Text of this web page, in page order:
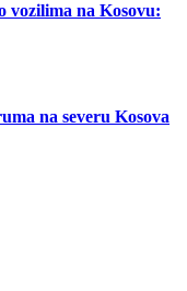
vozilima na Kosovu:
na severu Kosova